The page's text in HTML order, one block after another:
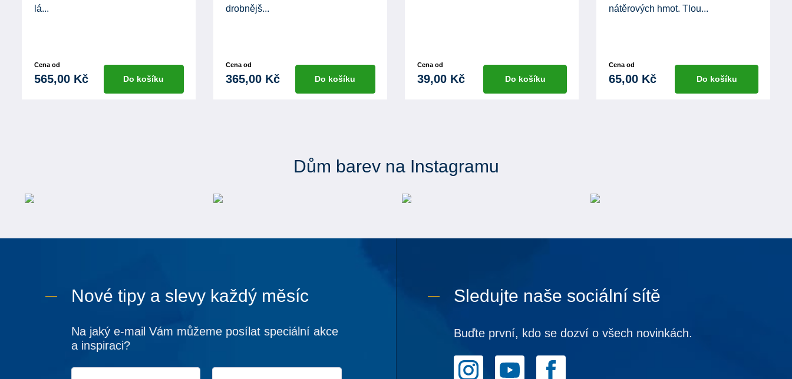
lá...
Cena od
565,00 Kč Do košíku
drobnějš...
Cena od
365,00 Kč Do košíku
Cena od
39,00 Kč Do košíku
nátěrových hmot. Tlou...
Cena od
65,00 Kč Do košíku
Dům barev na Instagramu
Nové tipy a slevy každý měsíc
Na jaký e-mail Vám můžeme posílat speciální akce
a inspiraci?
Sledujte naše sociální sítě
Buďte první, kdo se dozví o všech novinkách.